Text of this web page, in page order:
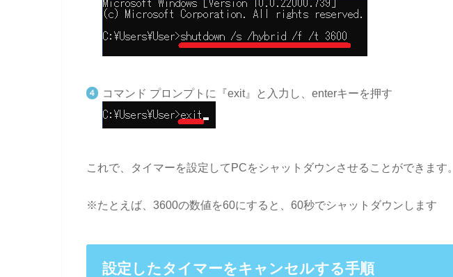
コマンド プロンプトに『exit』と入力し、enterキーを押す
これで、タイマーを設定してPCをシャットダウンさせることができます。
※たとえば、3600の数値を60にすると、60秒でシャットダウンします
設定したタイマーをキャンセルする手順